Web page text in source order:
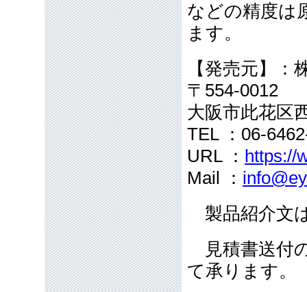
などの精度は
ます。
【発売元】
〒554-0012
大阪市此花区
TEL ：06-
URL ： https://
Mail ：
製品紹介文
見積書送付
て承ります。